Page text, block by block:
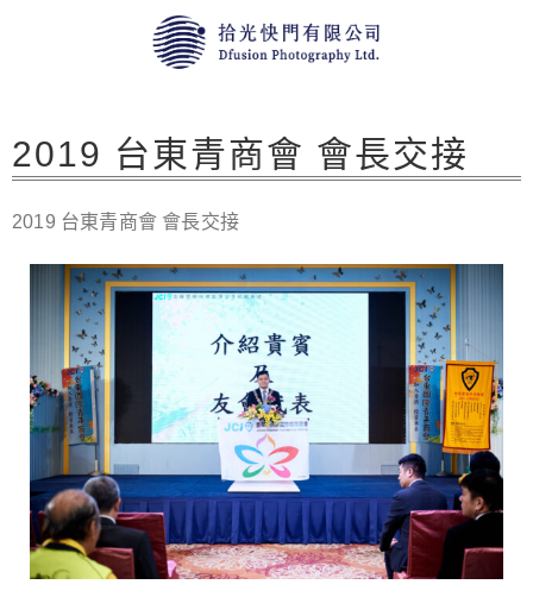
2019 台東青商會 會長交接
2019 台東青商會 會長交接